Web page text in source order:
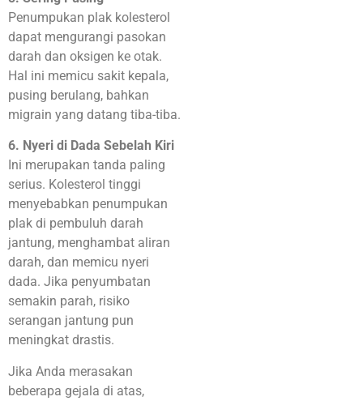
Penumpukan plak kolesterol
dapat mengurangi pasokan
darah dan oksigen ke otak.
Hal ini memicu sakit kepala,
pusing berulang, bahkan
migrain yang datang tiba-tiba.
6. Nyeri di Dada Sebelah Kiri
Ini merupakan tanda paling
serius. Kolesterol tinggi
menyebabkan penumpukan
plak di pembuluh darah
jantung, menghambat aliran
darah, dan memicu nyeri
dada. Jika penyumbatan
semakin parah, risiko
serangan jantung pun
meningkat drastis.
Jika Anda merasakan
beberapa gejala di atas,